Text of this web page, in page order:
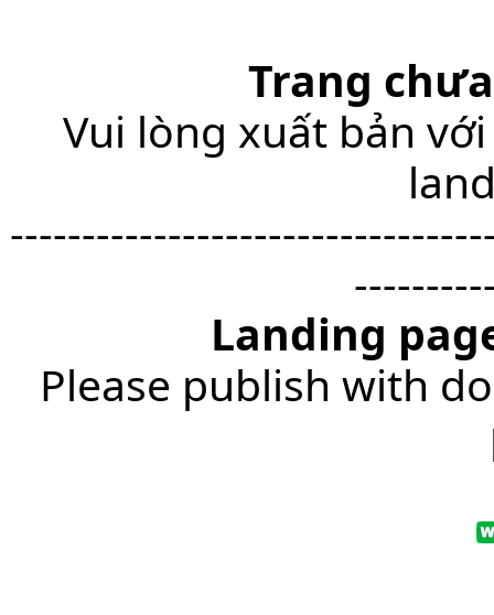
Trang
Vui lòng xuất bản
Landing
Please publish with